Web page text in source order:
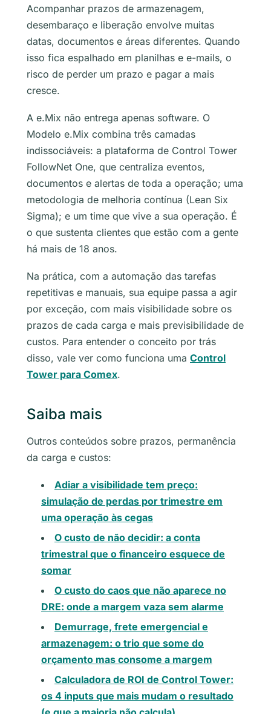
Acompanhar prazos de armazenagem,
desembaraço e liberação envolve muitas
datas, documentos e áreas diferentes. Quando
isso fica espalhado em planilhas e e-mails, o
risco de perder um prazo e pagar a mais
cresce.
A e.Mix não entrega apenas software. O
Modelo e.Mix combina três camadas
indissociáveis: a plataforma de Control Tower
FollowNet One, que centraliza eventos,
documentos e alertas de toda a operação; uma
metodologia de melhoria contínua (Lean Six
Sigma); e um time que vive a sua operação. É
o que sustenta clientes que estão com a gente
há mais de 18 anos.
Na prática, com a automação das tarefas
repetitivas e manuais, sua equipe passa a agir
por exceção, com mais visibilidade sobre os
prazos de cada carga e mais previsibilidade de
custos. Para entender o conceito por trás
disso, vale ver como funciona uma Control
Tower para Comex.
Saiba mais
Outros conteúdos sobre prazos, permanência
da carga e custos:
Adiar a visibilidade tem preço:
simulação de perdas por trimestre em
uma operação às cegas
O custo de não decidir: a conta
trimestral que o financeiro esquece de
somar
O custo do caos que não aparece no
DRE: onde a margem vaza sem alarme
Demurrage, frete emergencial e
armazenagem: o trio que some do
orçamento mas consome a margem
Calculadora de ROI de Control Tower:
os 4 inputs que mais mudam o resultado